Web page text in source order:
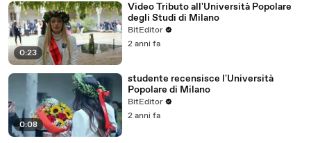
0:23
Video Tributo all'Università Popolare
degli Studi di Milano
BitEditor
2 anni fa
0:08
studente recensisce l'Università
Popolare di Milano
BitEditor
2 anni fa